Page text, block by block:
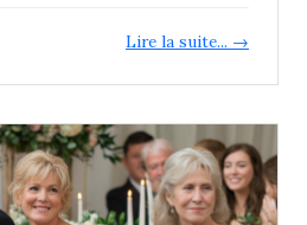
Lire la suite... →